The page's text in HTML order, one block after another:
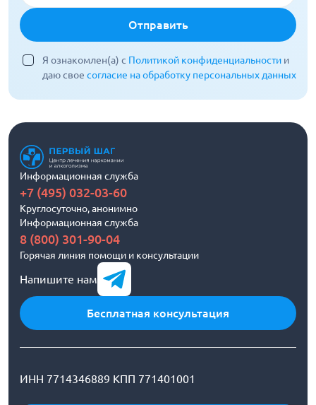
Отправить
Я ознакомлен(а) с Политикой конфиденциальности и
даю свое согласие на обработку персональных данных
Информационная служба
+7 (495) 032-03-60
Круглосуточно, анонимно
Информационная служба
8 (800) 301-90-04
Горячая линия помощи и консультации
Напишите нам
Бесплатная консультация
ИНН 7714346889 КПП 771401001